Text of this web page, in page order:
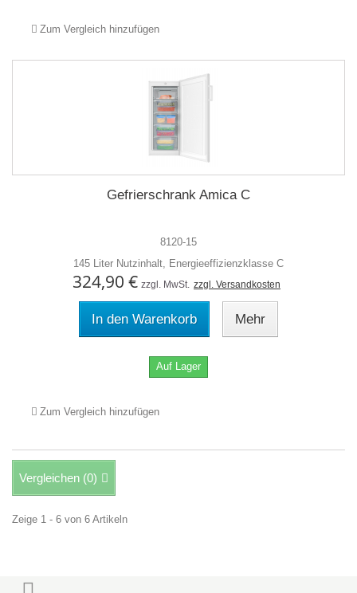
Zum Vergleich hinzufügen
Gefrierschrank Amica C
8120-15
145 Liter Nutzinhalt, Energieeffizienzklasse C
324,90 € zzgl. MwSt. zzgl. Versandkosten
In den Warenkorb Mehr
Auf Lager
Zum Vergleich hinzufügen
Vergleichen (0)
Zeige 1 - 6 von 6 Artikeln